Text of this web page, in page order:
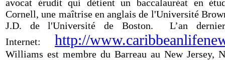
avocat érudit qui détient un baccalauréat en
Cornell, une maîtrise en anglais de l'Université
J.D. de l'Université de Boston.L’an
Internet: http://
Williams est membre du Barreau au New Jersey,